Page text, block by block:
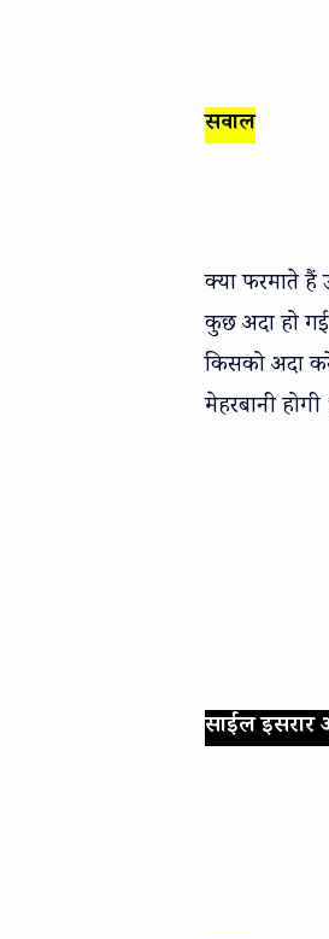
सवाल
क्या फरमाते
कुछ अदा हो
किसको अदा
मेहरबानी
साईल इसरार